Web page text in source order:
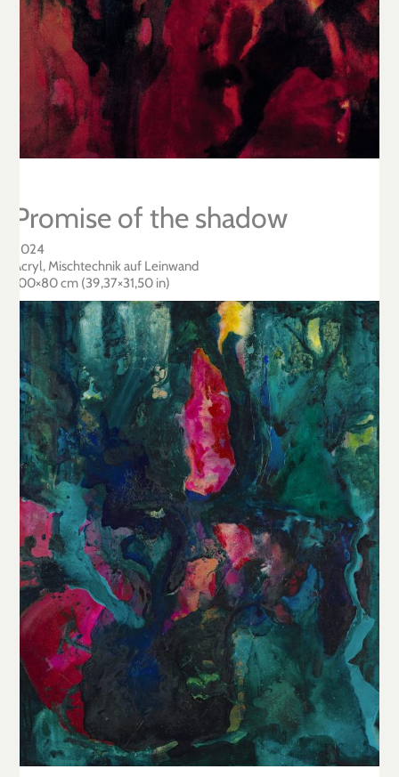
Promise of the shadow
2024
Acryl, Mischtechnik auf Leinwand
100×80 cm (39,37×31,50 in)